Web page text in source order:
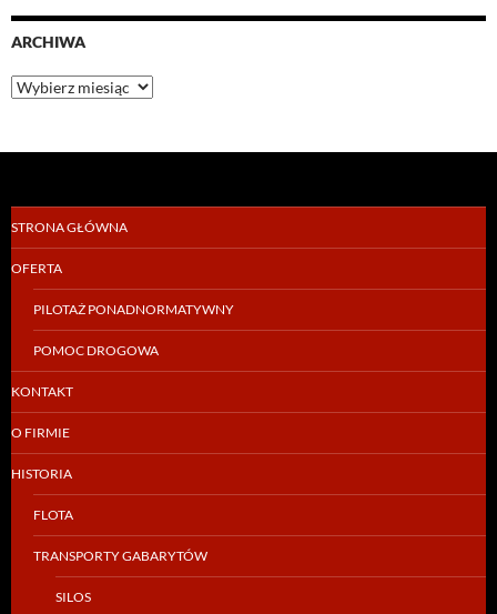
ARCHIWA
Archiwa
STRONA GŁÓWNA
OFERTA
PILOTAŻ PONADNORMATYWNY
POMOC DROGOWA
KONTAKT
O FIRMIE
HISTORIA
FLOTA
TRANSPORTY GABARYTÓW
SILOS